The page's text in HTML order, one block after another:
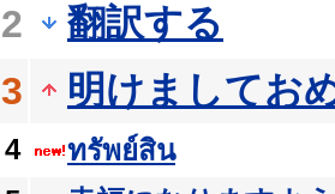
2
翻訳する
3
明けましてお
4
ทรัพย์สิน